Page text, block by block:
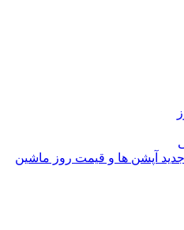
آپشن‌ ها و قیمت روز ماشین‌